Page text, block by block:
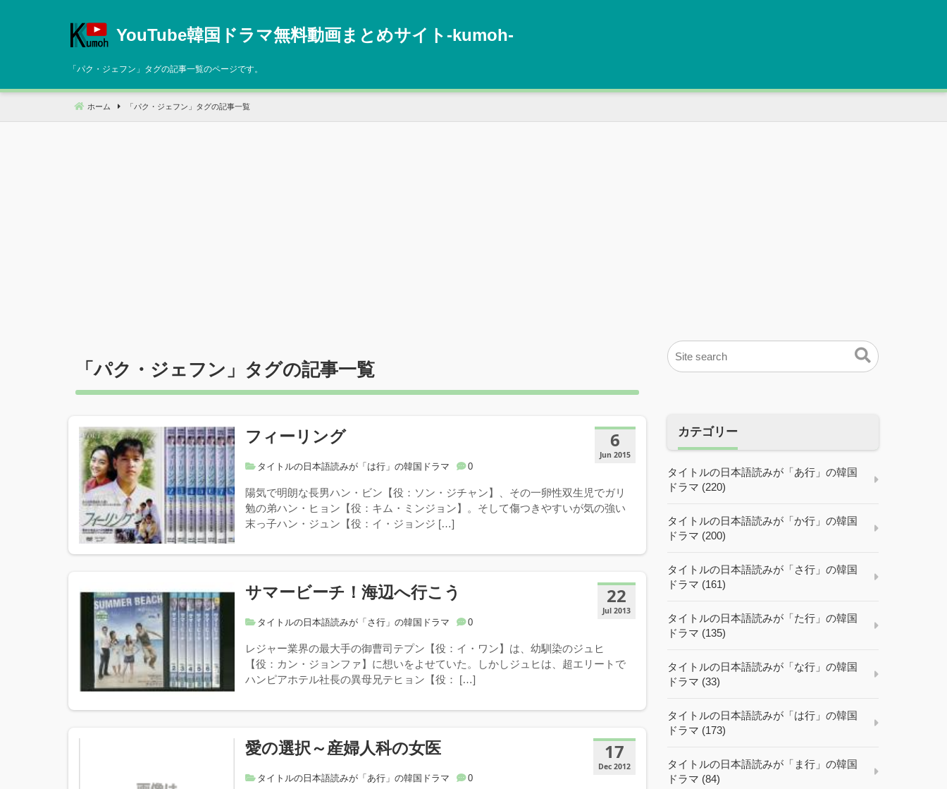
へ
動
YouTube韓国ドラマ無料動画まとめサイト‐kumoh‐
「 パク・ジェフン 」タグの記事一覧のページです。
ホーム 「 パク・ジェフン 」タグの記事一覧
「 パク・ジェフン 」タグの記事一覧
6
Jun 2015
フィーリング
タイトルの日本語読みが「は行」の韓国ドラマ 0
陽気で明朗な長男ハン・ビン【役：ソン・ジチャン】、その一卵性双生児でガリ
勉の弟ハン・ヒョン【役：キム・ミンジョン】。そして傷つきやすいが気の強い
末っ子ハン・ジュン【役：イ・ジョンジ […]
22
Jul 2013
サマービーチ！海辺へ行こう
タイトルの日本語読みが「さ行」の韓国ドラマ 0
レジャー業界の最大手の御曹司テプン【役：イ・ワン】は、幼馴染のジュヒ
【役：カン・ジョンファ】に想いをよせていた。しかしジュヒは、超エリートで
ハンピアホテル社長の異母兄テヒョン【役： […]
17
Dec 2012
愛の選択～産婦人科の女医
タイトルの日本語読みが「あ行」の韓国ドラマ 0
カテゴリー
タイトルの日本語読みが「あ行」の韓国
ドラマ (220)
タイトルの日本語読みが「か行」の韓国
ドラマ (200)
タイトルの日本語読みが「さ行」の韓国
ドラマ (161)
タイトルの日本語読みが「た行」の韓国
ドラマ (135)
タイトルの日本語読みが「な行」の韓国
ドラマ (33)
タイトルの日本語読みが「は行」の韓国
ドラマ (173)
タイトルの日本語読みが「ま行」の韓国
ドラマ (84)